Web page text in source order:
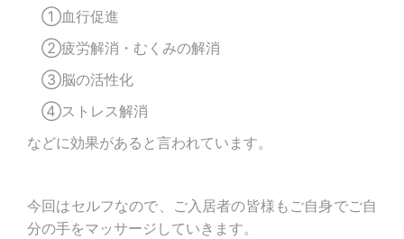
①血行促進
②疲労解消・むくみの解消
③脳の活性化
④ストレス解消
などに効果があると言われています。
今回はセルフなので、ご入居者の皆様もご自身でご自
分の手をマッサージしていきます。